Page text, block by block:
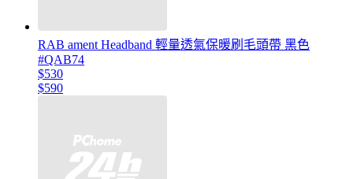
RAB ament Headband 輕量透氣保暖刷毛頭帶 黑色
#QAB74
$530
$590